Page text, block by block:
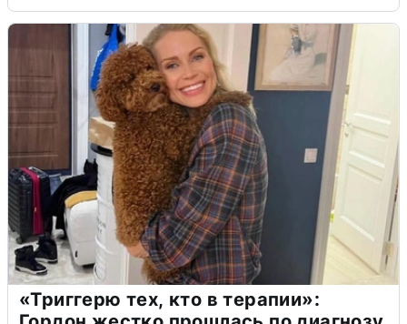
«Триггерю тех, кто в терапии»: